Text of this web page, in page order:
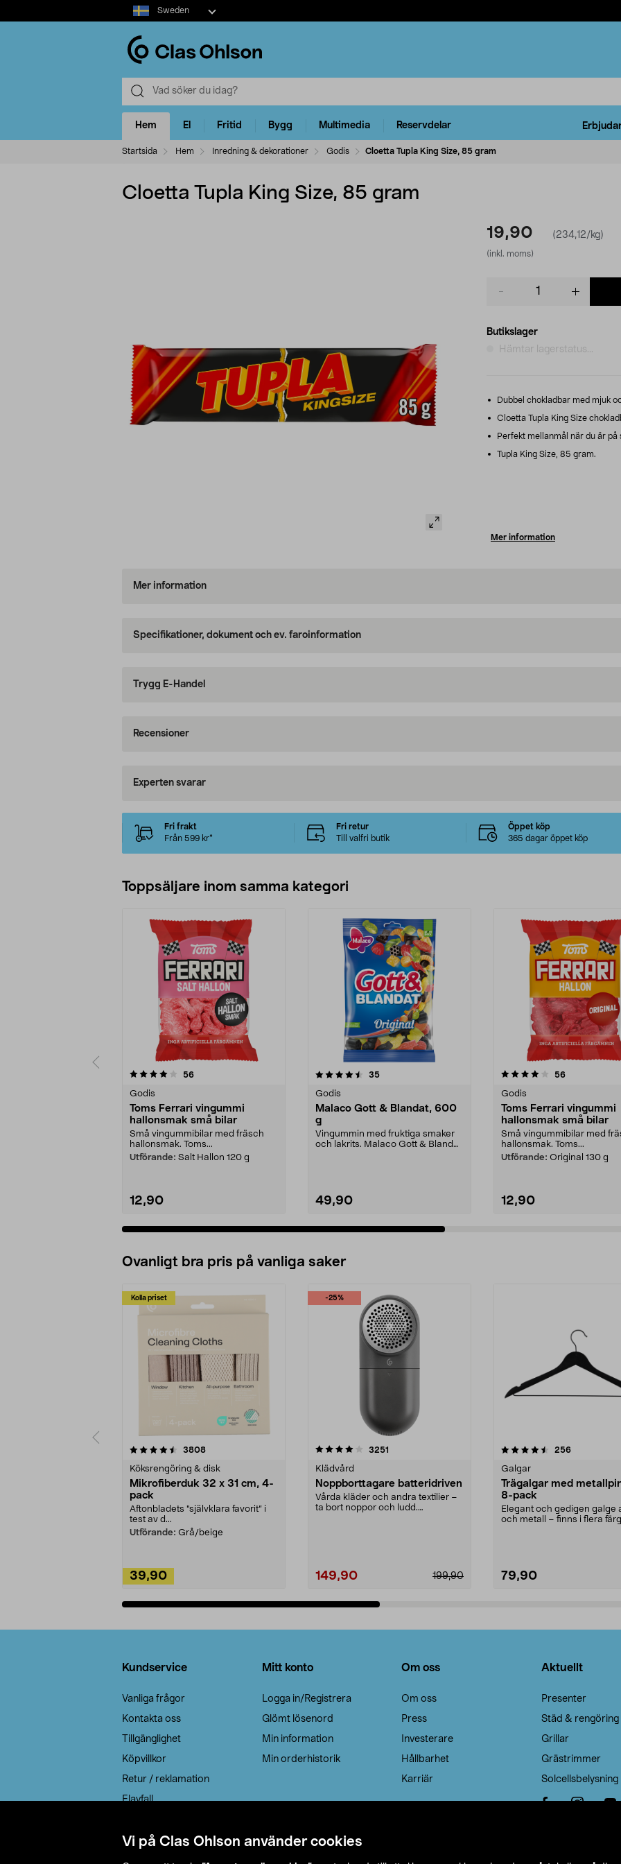
Vi på Clas Ohlson använder cookies
Select
market
Sweden
Hem El Fritid Bygg Multimedia Reservdelar
Startsida Hem Inredning & dekorationer Godis Cloetta Tupla King Size, 85 gram
Cloetta Tupla King Size, 85 gram
19,90 (234,12/kg)
(inkl. moms)
Butikslager
Hämtar lagerstatus...
Dubbel chokladbar med mjuk
Cloetta Tupla King Size
Perfekt mellanmål när du är
Tupla King Size, 85 gram.
Mer information
Mer information
Specifikationer, dokument och ev. faroinformation
Trygg E-Handel
Recensioner
Experten svarar
Fri frakt
Från 599 kr*
Fri retur
Till valfri butik
Öppet köp
365 dagar öppet köp
Toppsäljare inom samma kategori
56recensioner
Godis
Toms Ferrari vingummi
hallonsmak små bilar
Små vingummibilar med fräsch
hallonsmak. Toms...
Utförande: Salt Hallon 120 g
12,90
4.5 av 5 stjärnor 35recensioner
Godis
Malaco Gott & Blandat, 600
g
Vingummin med fruktiga smaker
och lakrits. Malaco Gott & Blandat
49,90
4.0 av 5 stjärnor 56recensioner
Godis
Toms Ferrari vingummi
hallonsmak små bilar
Små vingummibilar med
hallonsmak. Toms...
Utförande: Original 130 g
12,90
4.5 av 5 stjärnor
Ovanligt bra pris på vanliga saker
Kolla priset
3808recensioner
Köksrengöring & disk
Mikrofiberduk 32 x 31 cm, 4-
pack
Aftonbladets "självklara favorit” i
test av d...
Utförande: Grå/beige
39,90
-25%
4.0av 5 stjärnor 3251
Klädvård
Noppborttagare batteridriven
Vårda kläder och andra textilier –
ta bort noppor och ludd.
199,90
149,90
4.5av 5 stjärnor 256recensioner
Galgar
Trägalgar med
8-pack
Elegant och gedigen galge
och metall – finns i flera
79,90
4.0av 5 stjärnor
Kundservice
Vanliga frågor
Kontakta oss
Tillgänglighet
Köpvillkor
Retur / reklamation
Elavfall
Leveransalternativ
Mitt konto
Logga in/Registrera
Glömt lösenord
Min information
Min orderhistorik
Om oss
Om oss
Press
Investerare
Hållbarhet
Karriär
Aktuellt
Presenter
Städ & rengöring
Grillar
Grästrimmer
Solcellsbelysning